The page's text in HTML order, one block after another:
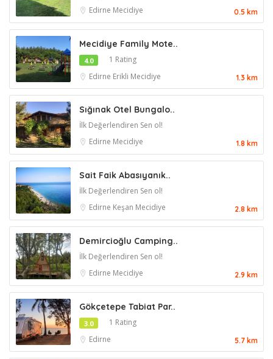
Edirne Mecidiye 0.5 km
Mecidiye Family Mote..
4.0
1 Rating
Edirne Erikli Mecidiye 1.3 km
Sığınak Otel Bungalo..
İlk Değerlendiren Sen ol!
Edirne Mecidiye 1.8 km
Sait Faik Abasıyanık..
İlk Değerlendiren Sen ol!
Edirne Keşan Mecidiye 2.8 km
Demircioğlu Camping..
İlk Değerlendiren Sen ol!
Edirne Mecidiye 2.9 km
Gökçetepe Tabiat Par..
3.0
1 Rating
Edirne
5.7 km